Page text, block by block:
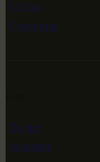
Статьи
Сувениры
Twitter
Instagram